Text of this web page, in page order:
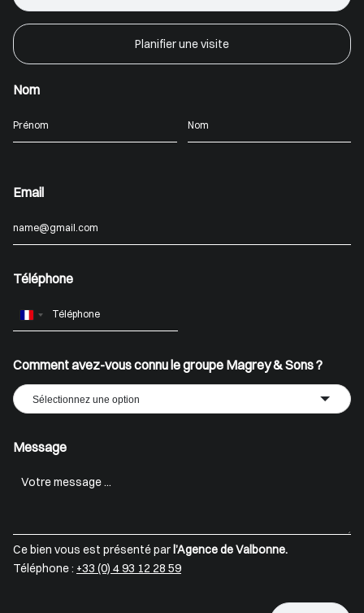
Planifier une visite
Nom
Email
Téléphone
France
Comment avez-vous connu le groupe Magrey & Sons ?
Sélectionnez une option
Message
Ce bien vous est présenté par l’Agence de Valbonne.
Téléphone : +33 (0) 4 93 12 28 59